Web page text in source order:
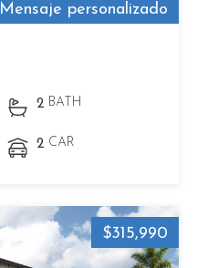
Mensaje personalizado
2 BATH
2 CAR
$315,990